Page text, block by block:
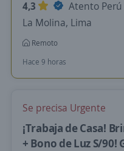
4,3
Atento Perú
La Molina, Lima
Remoto
Hace 9 horas
Se precisa Urgente
¡Trabaja de Casa!
+ Bono de Luz S/90!